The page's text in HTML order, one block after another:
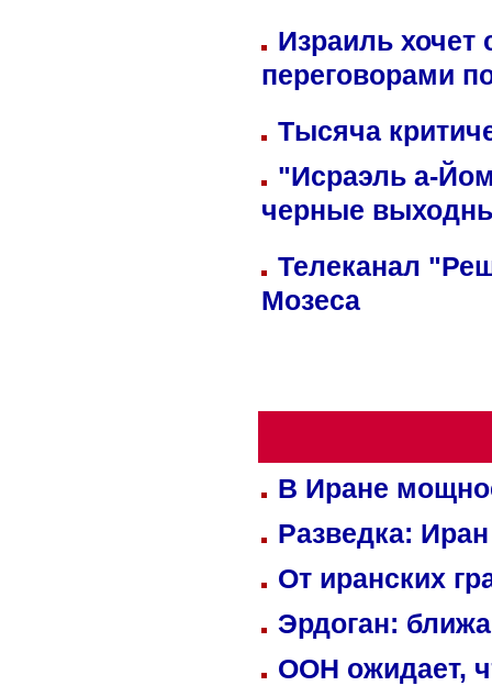
Израиль хочет
переговорами
Тысяча
"Исраэль а-
черные
Телеканал
Мозеса
В Иране
Разведка:
От иранских
Эрдоган:
ООН ожидает,